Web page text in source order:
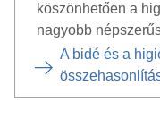
köszönhetően a
nagyobb
A bidé és a